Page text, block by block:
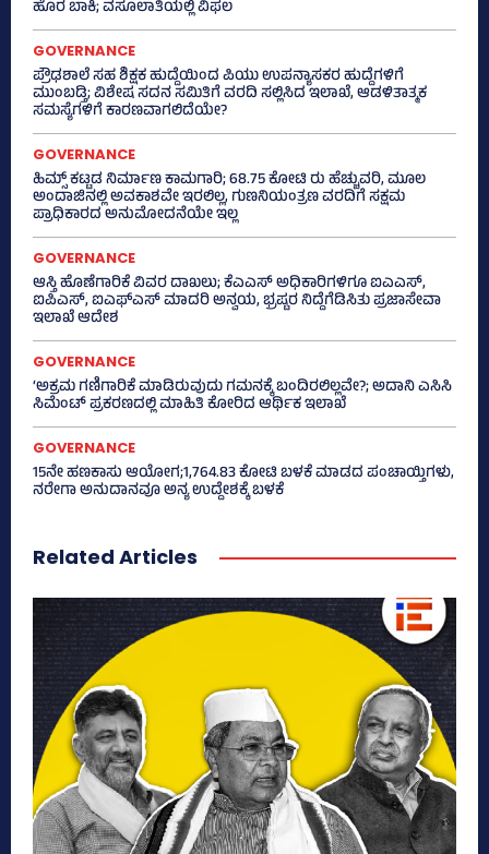
ಹೊರ ಬಾಕಿ; ವಸೂಲಾತಿಯಲ್ಲಿ ವಿಫಲ
GOVERNANCE
ಪ್ರೌಢಶಾಲೆ ಸಹ ಶಿಕ್ಷಕ ಹುದ್ದೆಯಿಂದ ಪಿಯು ಉಪನ್ಯಾಸಕರ ಹುದ್ದೆಗಳಿಗೆ
ಮುಂಬಡ್ತಿ; ವಿಶೇಷ ಸದನ ಸಮಿತಿಗೆ ವರದಿ ಸಲ್ಲಿಸಿದ ಇಲಾಖೆ, ಆಡಳಿತಾತ್ಮಕ
ಸಮಸ್ಯೆಗಳಿಗೆ ಕಾರಣವಾಗಲಿದೆಯೇ?
GOVERNANCE
ಹಿಮ್ಸ್‌ ಕಟ್ಟಡ ನಿರ್ಮಾಣ ಕಾಮಗಾರಿ; 68.75 ಕೋಟಿ ರು ಹೆಚ್ಚುವರಿ, ಮೂಲ
ಅಂದಾಜಿನಲ್ಲಿ ಅವಕಾಶವೇ ಇರಲಿಲ್ಲ, ಗುಣನಿಯಂತ್ರಣ ವರದಿಗೆ ಸಕ್ಷಮ
ಪ್ರಾಧಿಕಾರದ ಅನುಮೋದನೆಯೇ ಇಲ್ಲ
GOVERNANCE
ಆಸ್ತಿ ಹೊಣೆಗಾರಿಕೆ ವಿವರ ದಾಖಲು; ಕೆಎಎಸ್ ಅಧಿಕಾರಿಗಳಿಗೂ ಐಎಎಸ್‌,
ಐಪಿಎಸ್‌, ಐಎಫ್‌ಎಸ್‌ ಮಾದರಿ ಅನ್ವಯ, ಭ್ರಷ್ಟರ ನಿದ್ದೆಗೆಡಿಸಿತು ಪ್ರಜಾಸೇವಾ
ಇಲಾಖೆ ಆದೇಶ
GOVERNANCE
‘ಅಕ್ರಮ ಗಣಿಗಾರಿಕೆ ಮಾಡಿರುವುದು ಗಮನಕ್ಕೆ ಬಂದಿರಲಿಲ್ಲವೇ?; ಅದಾನಿ ಎಸಿಸಿ
ಸಿಮೆಂಟ್ ಪ್ರಕರಣದಲ್ಲಿ ಮಾಹಿತಿ ಕೋರಿದ ಆರ್ಥಿಕ ಇಲಾಖೆ
GOVERNANCE
15ನೇ ಹಣಕಾಸು ಆಯೋಗ;1,764.83 ಕೋಟಿ ಬಳಕೆ ಮಾಡದ ಪಂಚಾಯ್ತಿಗಳು,
ನರೇಗಾ ಅನುದಾನವೂ ಅನ್ಯ ಉದ್ದೇಶಕ್ಕೆ ಬಳಕೆ
Related Articles